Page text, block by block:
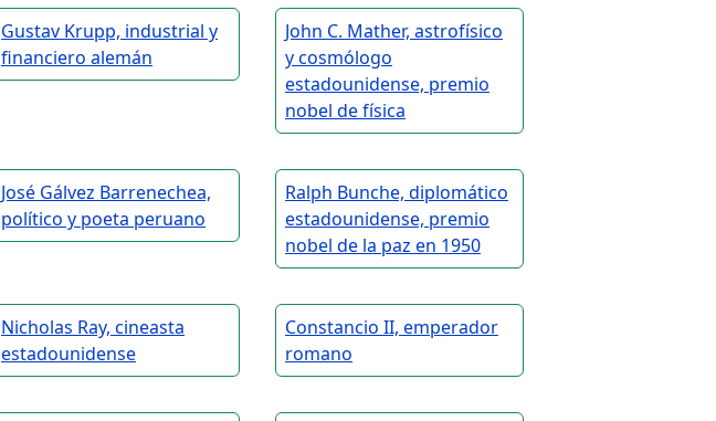
Gustav Krupp, industrial y
financiero alemán
John C. Mather, astrofísico
y cosmólogo
estadounidense, premio
nobel de física
José Gálvez Barrenechea,
político y poeta peruano
Ralph Bunche, diplomático
estadounidense, premio
nobel de la paz en 1950
Nicholas Ray, cineasta
estadounidense
Constancio II, emperador
romano